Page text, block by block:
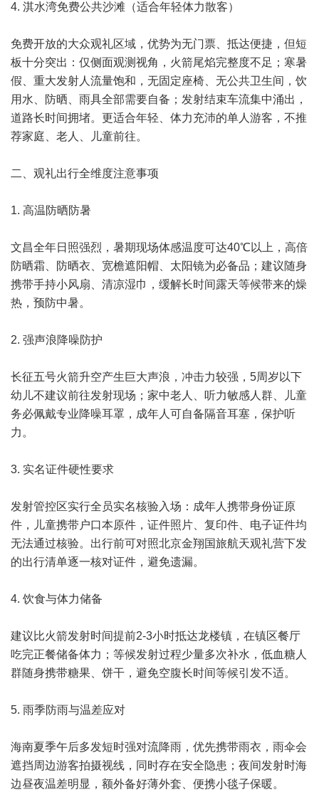
4. 淇水湾免费公共沙滩（适合年轻体力散客）
免费开放的大众观礼区域，优势为无门票、抵达便捷，但短
板十分突出：仅侧面观测视角，火箭尾焰完整度不足；寒暑
假、重大发射人流量饱和，无固定座椅、无公共卫生间，饮
用水、防晒、雨具全部需要自备；发射结束车流集中涌出，
道路长时间拥堵。更适合年轻、体力充沛的单人游客，不推
荐家庭、老人、儿童前往。
二、观礼出行全维度注意事项
1. 高温防晒防暑
文昌全年日照强烈，暑期现场体感温度可达40℃以上，高倍
防晒霜、防晒衣、宽檐遮阳帽、太阳镜为必备品；建议随身
携带手持小风扇、清凉湿巾，缓解长时间露天等候带来的燥
热，预防中暑。
2. 强声浪降噪防护
长征五号火箭升空产生巨大声浪，冲击力较强，5周岁以下
幼儿不建议前往发射现场；家中老人、听力敏感人群、儿童
务必佩戴专业降噪耳罩，成年人可自备隔音耳塞，保护听
力。
3. 实名证件硬性要求
发射管控区实行全员实名核验入场：成年人携带身份证原
件，儿童携带户口本原件，证件照片、复印件、电子证件均
无法通过核验。出行前可对照北京金翔国旅航天观礼营下发
的出行清单逐一核对证件，避免遗漏。
4. 饮食与体力储备
建议比火箭发射时间提前2-3小时抵达龙楼镇，在镇区餐厅
吃完正餐储备体力；等候发射过程少量多次补水，低血糖人
群随身携带糖果、饼干，避免空腹长时间等候引发不适。
5. 雨季防雨与温差应对
海南夏季午后多发短时强对流降雨，优先携带雨衣，雨伞会
遮挡周边游客拍摄视线，同时存在安全隐患；夜间发射时海
边昼夜温差明显，额外备好薄外套、便携小毯子保暖。